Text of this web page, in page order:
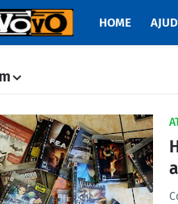
HOME